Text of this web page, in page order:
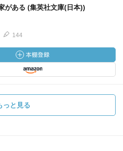
がある (集英社文庫(日本))
144
っと見る